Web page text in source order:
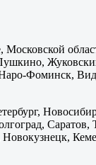
Московской
Фоминск,
Саратов,